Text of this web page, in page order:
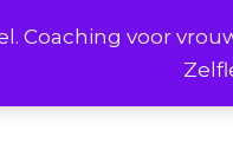
Coaching voor
Contact